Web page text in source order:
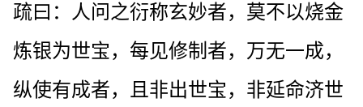
疏曰：人问之衍称玄妙者，莫不以烧金
炼银为世宝，每见修制者，万无一成，
纵使有成者，且非出世宝，非延命济世